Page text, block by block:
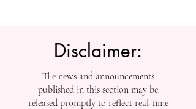
Disclaimer:
The news and announcements
published in this section may be
released promptly to reflect real-time